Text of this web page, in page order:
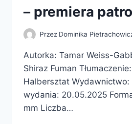
– premiera
Przez Dominika
Autorka: Tamar Weiss-
Shiraz Fuman
Halbersztat Wydawnictwo:
wydania: 20.05.2025
mm Liczba…